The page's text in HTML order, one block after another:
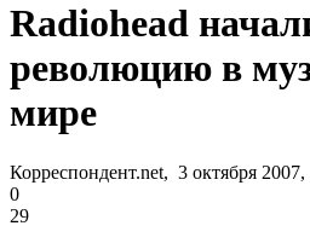
Radiohead
революцию в
мире
Корреспондент.net, 3 октября 2007,
0
29